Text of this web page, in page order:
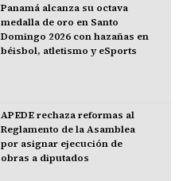
Panamá alcanza su octava
medalla de oro en Santo
Domingo 2026 con hazañas en
béisbol, atletismo y eSports
APEDE rechaza reformas al
Reglamento de la Asamblea
por asignar ejecución de
obras a diputados